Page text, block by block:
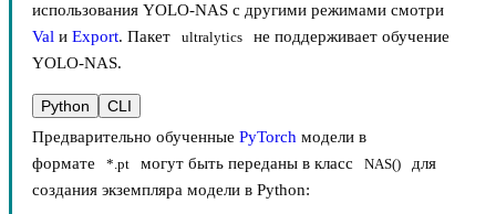
использования YOLO-NAS с другими режимами смотри
Val и Export. Пакет ultralytics
не поддерживает обучение
YOLO-NAS.
Python
CLI
Предварительно обученные PyTorch модели в
формате
*.pt могут быть переданы в класс NAS()
для
создания экземпляра модели в Python: